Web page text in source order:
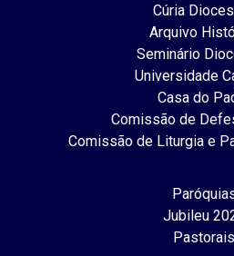
Cúria
Arquivo
Seminário
Universidade
Casa do
Comissão de
Comissão de Liturgia e
Jubileu
Pastorais